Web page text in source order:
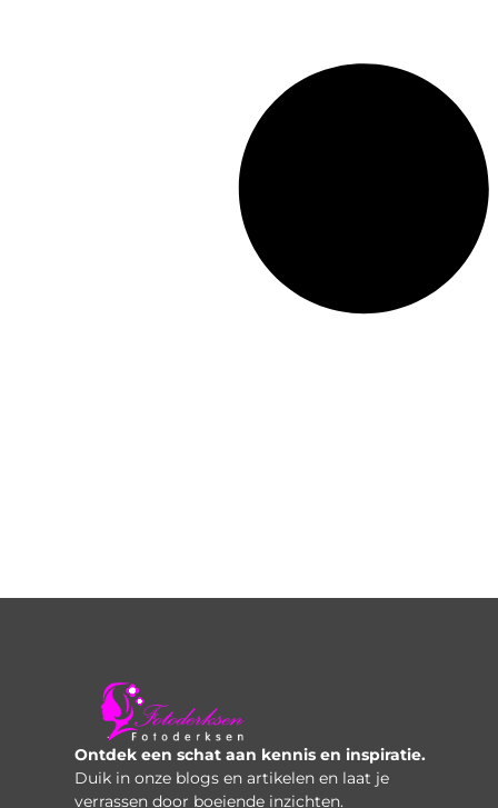
Ontdek een schat aan kennis en inspiratie.
Duik in onze blogs en artikelen en laat je
verrassen door boeiende inzichten.